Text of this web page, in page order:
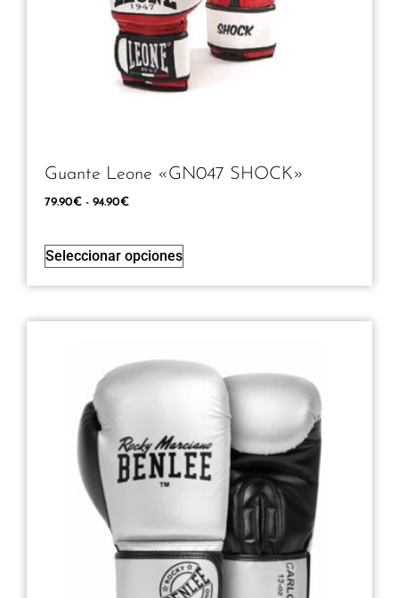
Guante Leone «GN047 SHOCK»
79.90€ - 94.90€
Seleccionar opciones